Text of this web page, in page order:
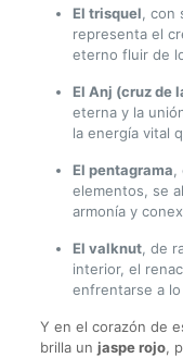
El trisquel, con
representa el
eterno fluir de
El Anj (cruz de
eterna y la
la energía vital
El pentagrama,
elementos, se
armonía y
El valknut, de
interior, el
enfrentarse a
Y en el corazón de
brilla un jaspe rojo,